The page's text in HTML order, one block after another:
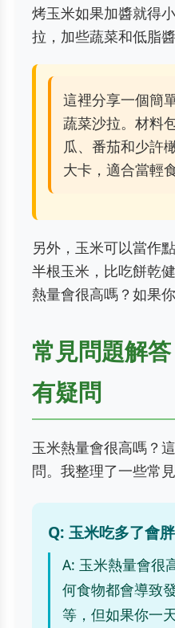
烤玉米如果加醬就得
拉，加些蔬菜和低脂
這裡分享一個簡
蔬菜沙拉。材料
瓜、番茄和少許
大卡，適合當輕食
另外，玉米可以當作
半根玉米，比吃餅乾
熱量會很高嗎？如果
常見問題解
有疑問
玉米熱量會很高嗎？
問。我整理了一些常
Q: 玉米吃多了會
A: 玉米熱量會很
何食物都會導致
等，但如果你一